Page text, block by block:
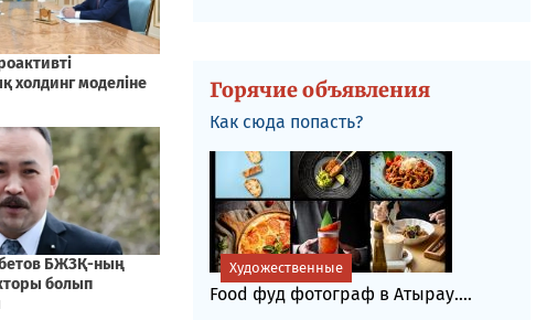
Горячие объявления
Как сюда попасть?
Food фуд фотограф в Атырау....
Художественные